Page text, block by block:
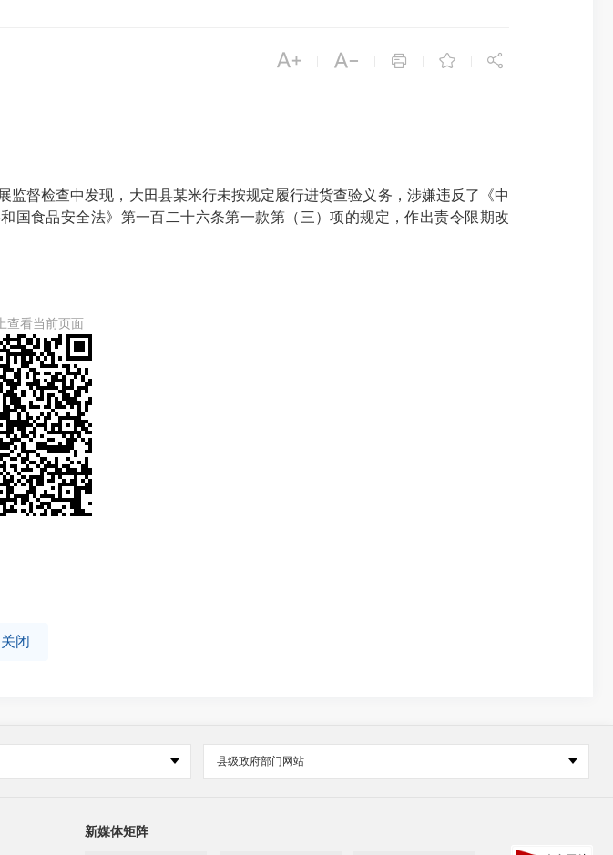
    
督检查中发现，大田县某米行未按规定履行进货查验义务，涉嫌违反了《中
国食品安全法》第一百二十六条第一款第（三）项的规定，作出责令限期改
查看当前页面
关闭
县级政府部门网站
新媒体矩阵